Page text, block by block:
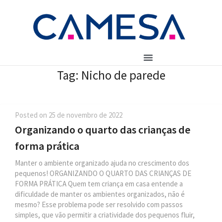
Tag: Nicho de parede
Posted on 25 de novembro de 2022
Organizando o quarto das crianças de
forma prática
Manter o ambiente organizado ajuda no crescimento dos
pequenos! ORGANIZANDO O QUARTO DAS CRIANÇAS DE
FORMA PRÁTICA Quem tem criança em casa entende a
dificuldade de manter os ambientes organizados, não é
mesmo? Esse problema pode ser resolvido com passos
simples, que vão permitir a criatividade dos pequenos fluir,